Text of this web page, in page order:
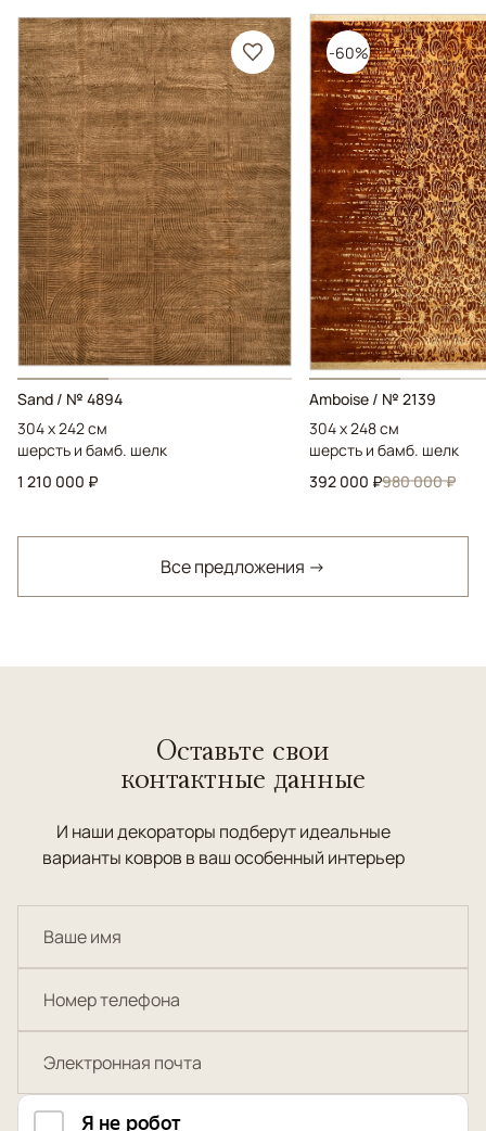
Sand / № 4894
304 x 242 см
шерсть и бамб. шелк
1 210 000 ₽
-60%
Amboise / № 2139
304 x 248 см
шерсть и бамб. шелк
392 000 ₽980 000 ₽
Все предложения →
Оставьте свои
контактные данные
И наши декораторы подберут идеальные
варианты ковров в ваш особенный интерьер